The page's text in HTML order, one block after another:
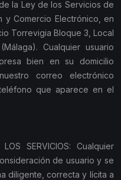
la Ley de los Servicios de
y Comercio Electrónico, en
Torrevigia Bloque 3, Local
Cualquier usuario
bien en su domicilio
correo electrónico
que aparece en el
LOS SERVICIOS: Cualquier
de usuario y se
diligente, correcta y lícita a